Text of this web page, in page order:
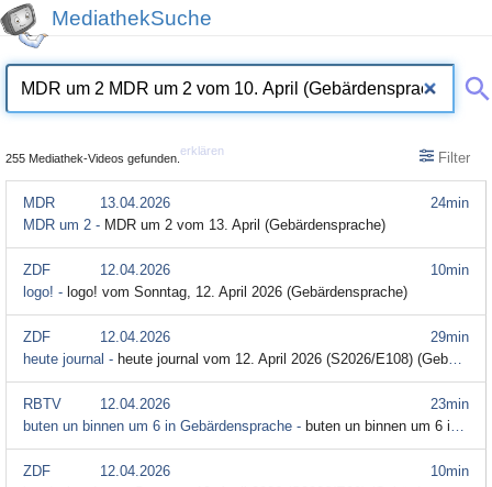
MediathekSuche
255 Mediathek-Videos gefunden.
erklären Filter
24min
MDR
13.04.2026
MDR um 2 - MDR um 2 vom 13. April (Gebärdensprache)
10min
ZDF
12.04.2026
logo! - logo! vom Sonntag, 12. April 2026 (Gebärdensprache)
29min
ZDF
12.04.2026
heute journal - heute journal vom 12. April 2026 (S2026/E108) (Gebärdensprache)
23min
RBTV
12.04.2026
buten un binnen um 6 in Gebärdensprache - buten un binnen um 6 in Gebärdensprache (6. bis 10. April) (Gebärdensprache)
10min
ZDF
12.04.2026